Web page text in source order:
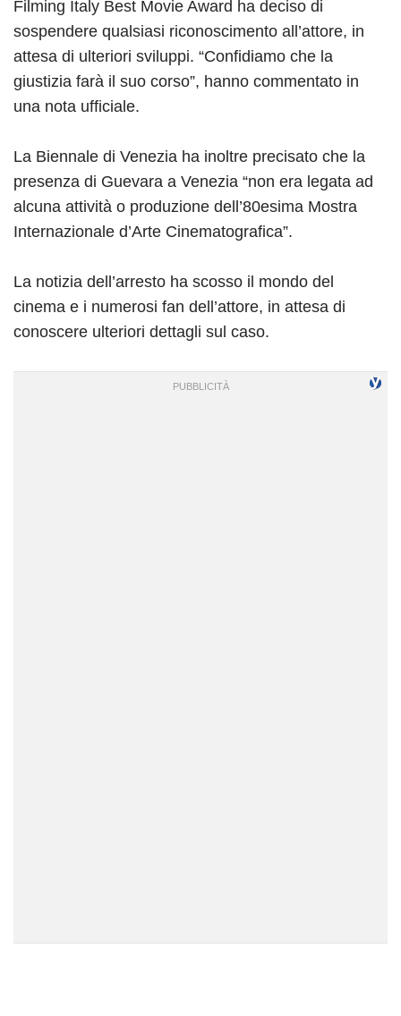
Filming Italy Best Movie Award ha deciso di
sospendere qualsiasi riconoscimento all’attore, in
attesa di ulteriori sviluppi. “Confidiamo che la
giustizia farà il suo corso”, hanno commentato in
una nota ufficiale.
La Biennale di Venezia ha inoltre precisato che la
presenza di Guevara a Venezia “non era legata ad
alcuna attività o produzione dell’80esima Mostra
Internazionale d’Arte Cinematografica”.
La notizia dell’arresto ha scosso il mondo del
cinema e i numerosi fan dell’attore, in attesa di
conoscere ulteriori dettagli sul caso.